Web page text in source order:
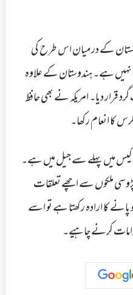
کے درمیان اس طرح کی
نہیں ہے۔ ہندوستان کے علاوہ
قرار دیا۔ امریکہ نے بھی حافظ
کیس میں پہلے سے جیل میں ہے۔
ملکوں سے اچھے تعلقات
پانے کا ارادہ رکھتا ہے تو اسے
کرنے چاہیے۔